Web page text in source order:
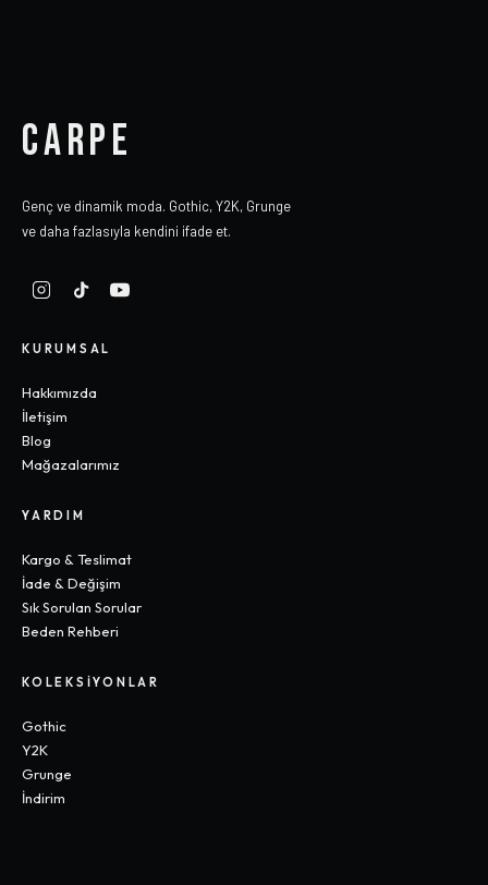
CARPE
Genç ve dinamik moda. Gothic, Y2K, Grunge
ve daha fazlasıyla kendini ifade et.
KURUMSAL
Hakkımızda
İletişim
Blog
Mağazalarımız
YARDIM
Kargo & Teslimat
İade & Değişim
Sık Sorulan Sorular
Beden Rehberi
KOLEKSIYONLAR
Gothic
Y2K
Grunge
İndirim